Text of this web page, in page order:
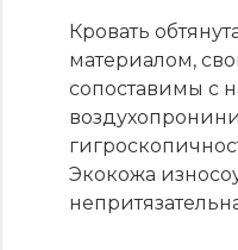
Кровать
материалом,
сопоставимы с
Экокожа